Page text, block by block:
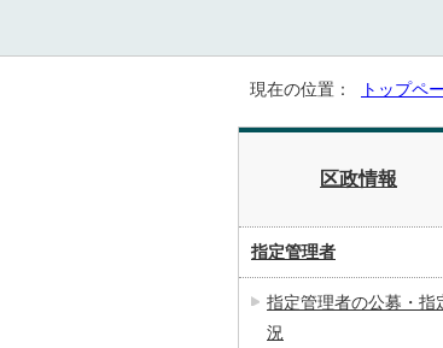
現在の位置： トップペ
区政情報
指定管理者
指定管理者の公募・指
況